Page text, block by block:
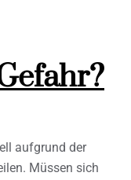
aufgrund der
Müssen sich